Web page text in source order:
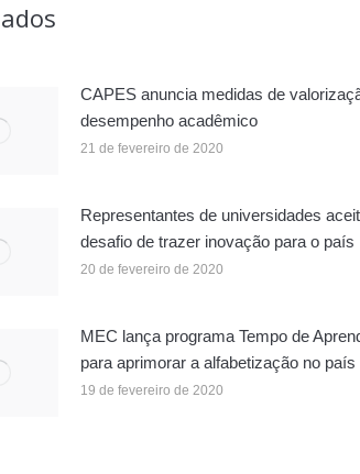
CAPES anuncia medidas de
desempenho acadêmico
21 de fevereiro de 2020
Representantes de universidades
desafio de trazer inovação para o país
20 de fevereiro de 2020
MEC lança programa Tempo de
para aprimorar a alfabetização no país
19 de fevereiro de 2020